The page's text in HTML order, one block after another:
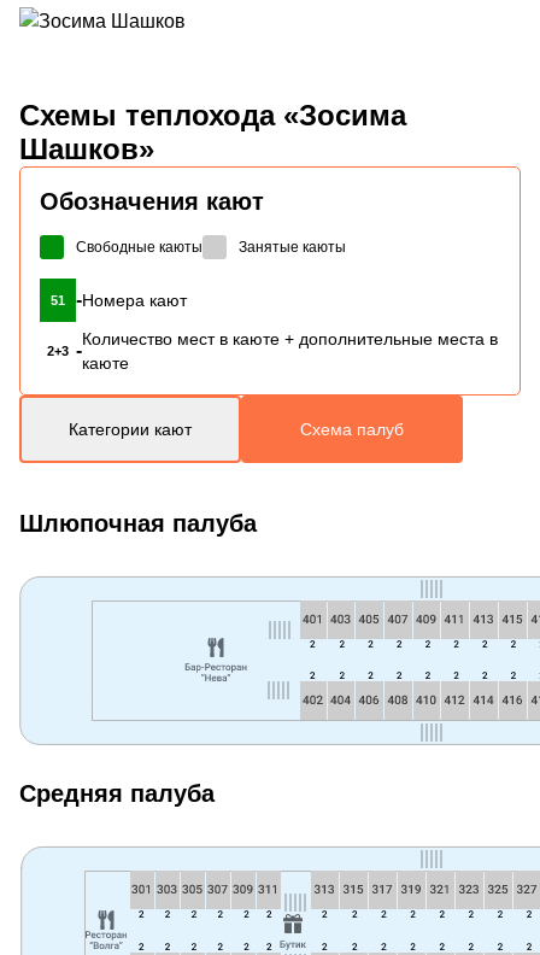
Схемы теплохода «Зосима
Шашков»
Обозначения кают
Свободные каюты Занятые каюты
51 -Номера кают
2+3 -
Количество мест в каюте + дополнительные места в
каюте
Категории кают Схема палуб
Шлюпочная палуба
Средняя палуба